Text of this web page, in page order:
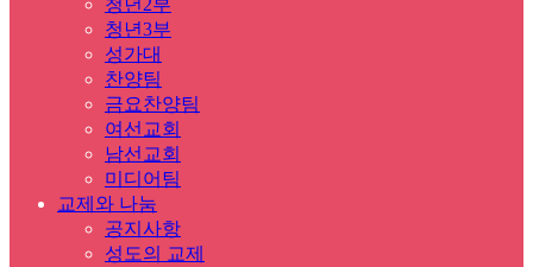
청년2부
청년3부
성가대
찬양팀
금요찬양팀
여선교회
남선교회
미디어팀
교제와 나눔
공지사항
성도의 교제